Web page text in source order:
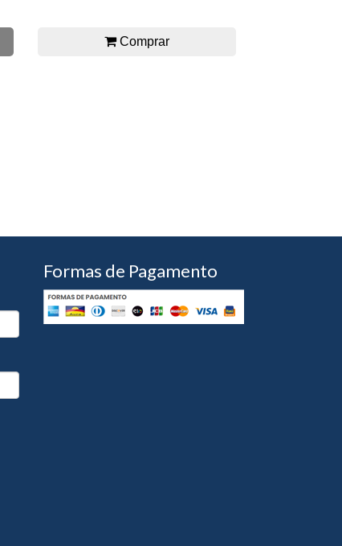
Comprar
Formas de Pagamento